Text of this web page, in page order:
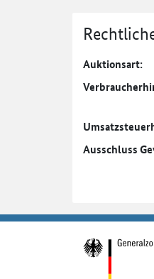
Auktionsart:
Ausschluss